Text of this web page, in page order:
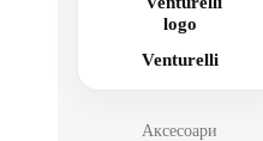
Venturelli
Аксесоари